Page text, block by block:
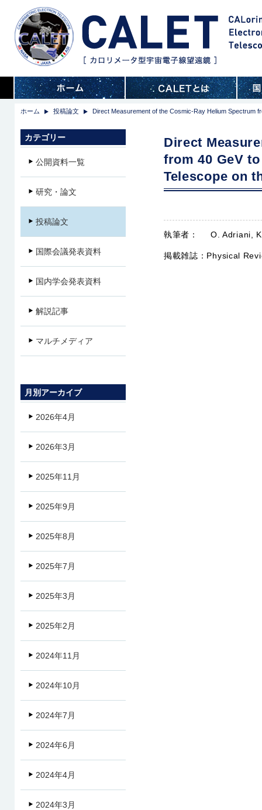
ホーム 投稿論文 Direct Measurement of the Cosmic-Ray Helium Spectrum
Direct
from 40 GeV
Telescope on
執筆者： O. Adriani,
掲載雑誌： Physical
カテゴリー
公開資料一覧
研究・論文
投稿論文
国際会議発表資料
国内学会発表資料
解説記事
マルチメディア
月別アーカイブ
2026年4月
2026年3月
2025年11月
2025年9月
2025年8月
2025年7月
2025年3月
2025年2月
2024年11月
2024年10月
2024年7月
2024年6月
2024年4月
2024年3月